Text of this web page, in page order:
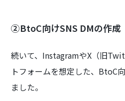
②BtoC向けSNS DMの作成
続いて、InstagramやX（旧
トフォームを想定した、BtoC
ました。